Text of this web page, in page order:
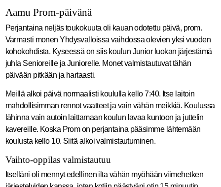
Aamu Prom-päivänä
Perjantaina neljäs toukokuuta oli kauan odotettu päivä, prom.
Varmasti monen Yhdysvalloissa vaihdossa olevien yksi vuoden
kohokohdista. Kyseessä on siis koulun Junior luokan järjestämä
juhla Senioreille ja Juniorelle. Monet valmistautuvat tähän
päivään pitkään ja hartaasti.
Meillä alkoi päivä normaalisti koululla kello 7:40. Itse laitoin
mahdollisimman rennot vaatteet ja vain vähän meikkiä. Koulussa
lähinna vain autoin laittamaan koulun lavaa kuntoon ja juttelin
kavereille. Koska Prom on perjantaina pääsimme lähtemään
koulusta kello 10. Siitä alkoi valmistautuminen.
Vaihto-oppilas valmistautuu
Itselläni oli mennyt edellinen ilta vähän myöhään viimehetken